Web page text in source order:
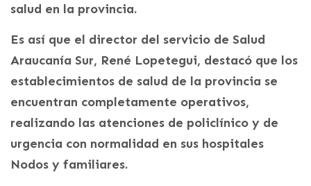
salud en la provincia.
Es así que el director del servicio de Salud
Araucanía Sur, René Lopetegui, destacó que los
establecimientos de salud de la provincia se
encuentran completamente operativos,
realizando las atenciones de policlínico y de
urgencia con normalidad en sus hospitales
Nodos y familiares.